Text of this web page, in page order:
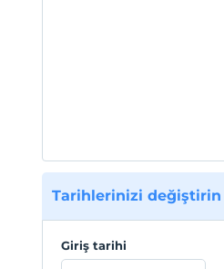
Tarihlerinizi değiştirin
Giriş tarihi